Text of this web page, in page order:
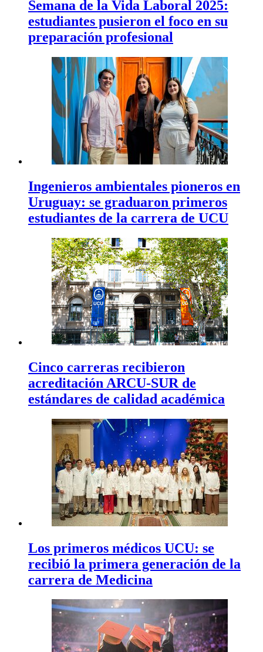
Semana de la Vida Laboral 2025:
estudiantes pusieron el foco en su
preparación profesional
Ingenieros ambientales pioneros en
Uruguay: se graduaron primeros
estudiantes de la carrera de UCU
Cinco carreras recibieron
acreditación ARCU-SUR de
estándares de calidad académica
Los primeros médicos UCU: se
recibió la primera generación de la
carrera de Medicina